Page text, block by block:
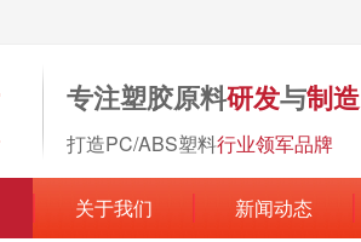
专注塑胶原料研发与制造
打造PC/ABS塑料行业领军品牌
关于我们 新闻动态